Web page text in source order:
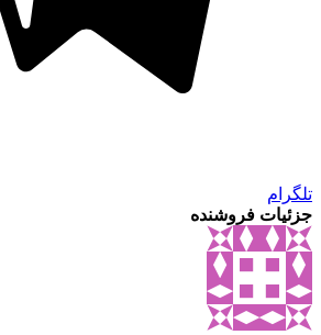
تلگرام
جزئیات فروشنده